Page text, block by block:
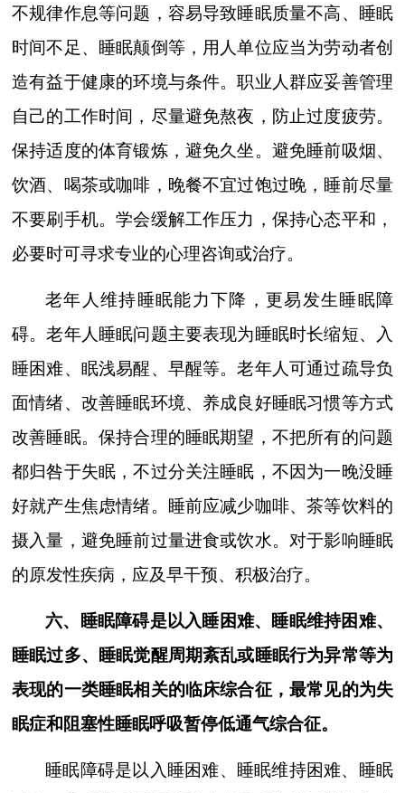
不规律作息等问题，容易导致睡眠质量不高、睡眠
时间不足、睡眠颠倒等，用人单位应当为劳动者创
造有益于健康的环境与条件。职业人群应妥善管理
自己的工作时间，尽量避免熬夜，防止过度疲劳。
保持适度的体育锻炼，避免久坐。避免睡前吸烟、
饮酒、喝茶或咖啡，晚餐不宜过饱过晚，睡前尽量
不要刷手机。学会缓解工作压力，保持心态平和，
必要时可寻求专业的心理咨询或治疗。
老年人维持睡眠能力下降，更易发生睡眠障
碍。老年人睡眠问题主要表现为睡眠时长缩短、入
睡困难、眠浅易醒、早醒等。老年人可通过疏导负
面情绪、改善睡眠环境、养成良好睡眠习惯等方式
改善睡眠。保持合理的睡眠期望，不把所有的问题
都归咎于失眠，不过分关注睡眠，不因为一晚没睡
好就产生焦虑情绪。睡前应减少咖啡、茶等饮料的
摄入量，避免睡前过量进食或饮水。对于影响睡眠
的原发性疾病，应及早干预、积极治疗。
六、睡眠障碍是以入睡困难、睡眠维持困难、
睡眠过多、睡眠觉醒周期紊乱或睡眠行为异常等为
表现的一类睡眠相关的临床综合征，最常见的为失
眠症和阻塞性睡眠呼吸暂停低通气综合征。
睡眠障碍是以入睡困难、睡眠维持困难、睡眠